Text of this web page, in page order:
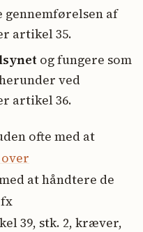
gennemførelsen af
artikel 35.
og fungere som
ved
artikel 36.
ofte med at
at håndtere de
39, stk. 2, kræver,